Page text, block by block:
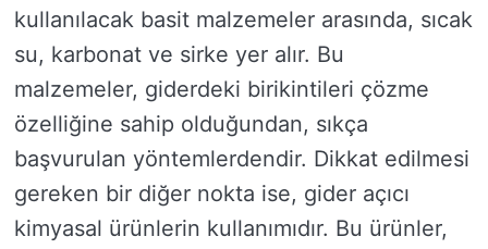
kullanılacak basit malzemeler arasında, sıcak
su, karbonat ve sirke yer alır. Bu
malzemeler, giderdeki birikintileri çözme
özelliğine sahip olduğundan, sıkça
başvurulan yöntemlerdendir. Dikkat edilmesi
gereken bir diğer nokta ise, gider açıcı
kimyasal ürünlerin kullanımıdır. Bu ürünler,